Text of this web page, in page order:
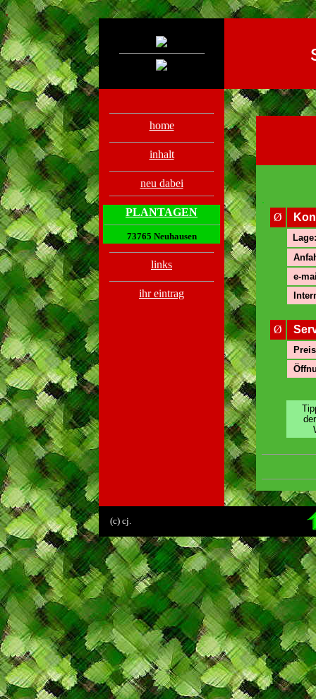
.
home
inhalt
neu dabei
PLANTAGEN
73765 Neuhausen
links
ihr eintrag
.
Ø
Lage:
e-
Ø
.
(c) cj.